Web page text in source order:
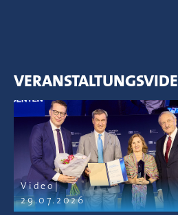
Video
29.07.2026